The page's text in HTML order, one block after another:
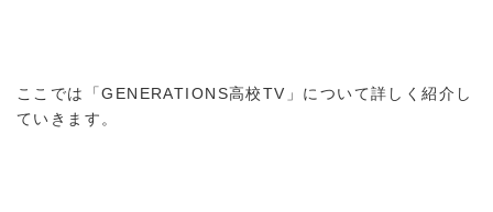
ここでは「GENERATIONS高校TV」について詳しく紹介し
ていきます。